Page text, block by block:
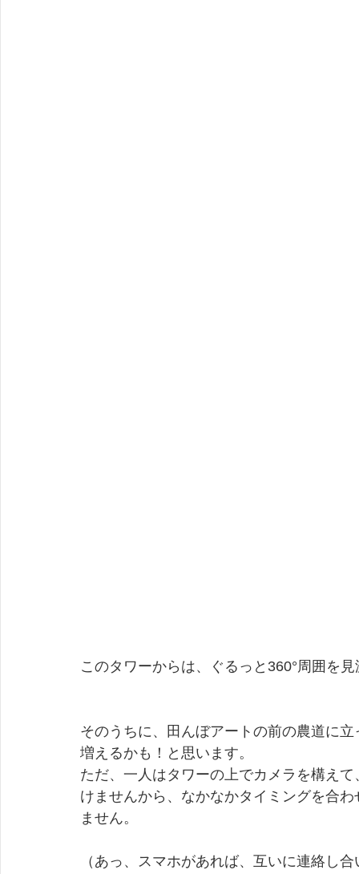
このタワーからは、ぐるっと360°周囲を
そのうちに、田んぼアートの前の農道に
増えるかも！と思います。
ただ、一人はタワーの上でカメラを構え
けませんから、なかなかタイミングを合
ません。
（あっ、スマホがあれば、互いに連絡し